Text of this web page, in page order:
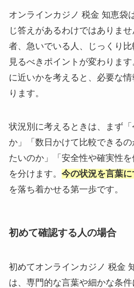
オンラインカジノ 税金 知恵袋
じ答えがあるわけではありま
者、急いでいる人、じっくり比
見るべきポイントが変わりま
に近いかを考えると、必要な
ります。
状況別に考えるときは、まず
か」「数日かけて比較できるの
たいのか」「安全性や確実性を
を分けます。 今の状況を言葉に
を落ち着かせる第一歩です。
初めて確認する人の場合
初めてオンラインカジノ 税金
は、専門的な言葉や細かな条